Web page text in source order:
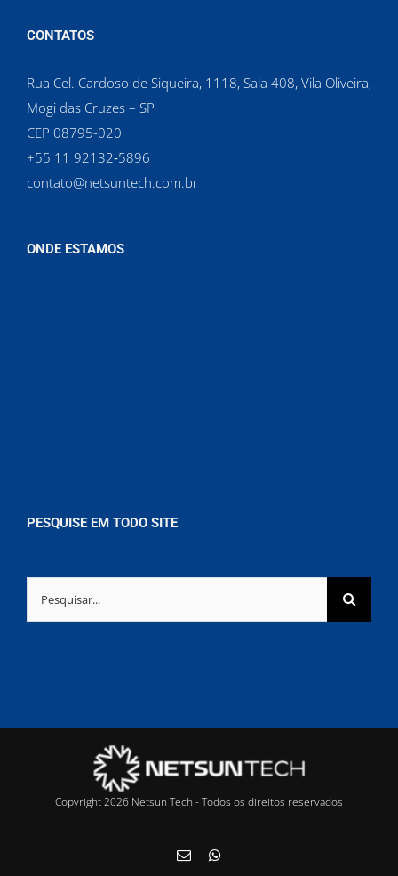
CONTATOS
Rua Cel. Cardoso de Siqueira, 1118, Sala 408, Vila Oliveira,
Mogi das Cruzes – SP
CEP 08795-020
‪+55 11 92132‑5896‬
contato@netsuntech.com.br
ONDE ESTAMOS
PESQUISE EM TODO SITE
Copyright 2026 Netsun Tech - Todos os direitos reservados
E-